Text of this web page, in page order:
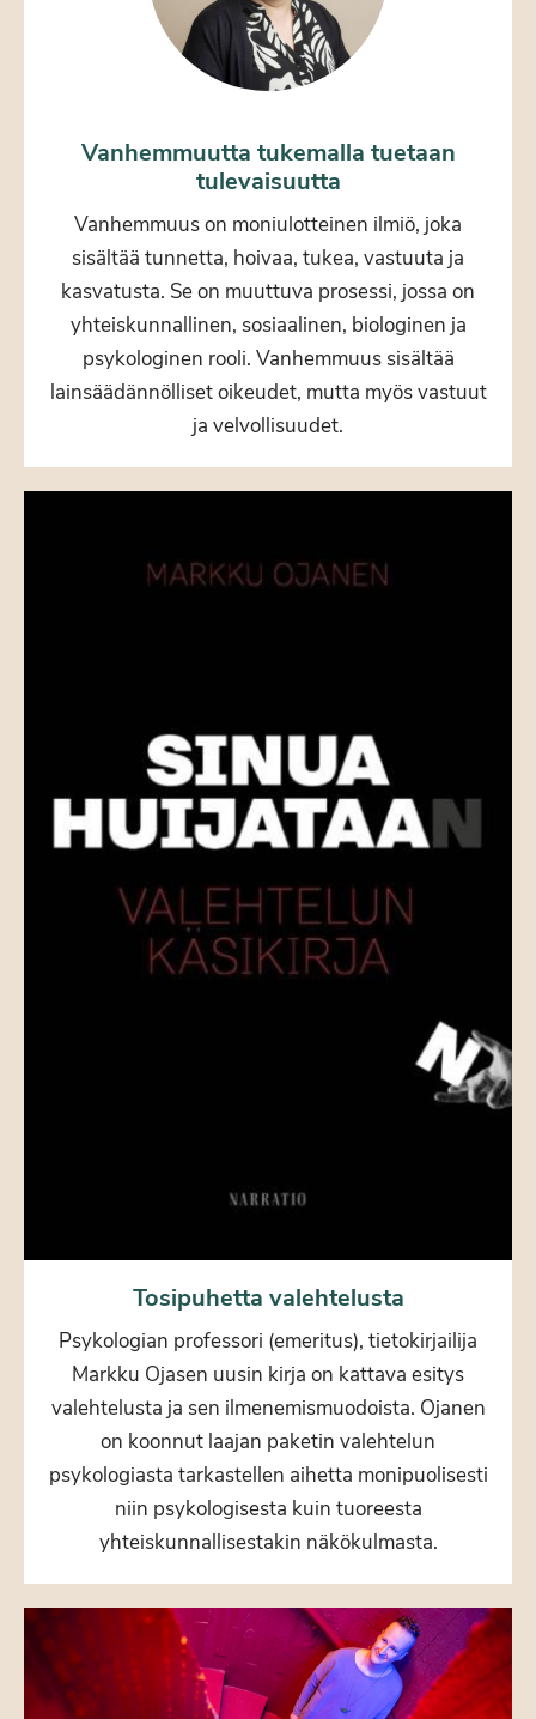
Vanhemmuutta tukemalla tuetaan
tulevaisuutta
Vanhemmuus on moniulotteinen ilmiö, joka
sisältää tunnetta, hoivaa, tukea, vastuuta ja
kasvatusta. Se on muuttuva prosessi, jossa on
yhteiskunnallinen, sosiaalinen, biologinen ja
psykologinen rooli. Vanhemmuus sisältää
lainsäädännölliset oikeudet, mutta myös vastuut
ja velvollisuudet.
Tosipuhetta valehtelusta
Psykologian professori (emeritus), tietokirjailija
Markku Ojasen uusin kirja on kattava esitys
valehtelusta ja sen ilmenemismuodoista. Ojanen
on koonnut laajan paketin valehtelun
psykologiasta tarkastellen aihetta monipuolisesti
niin psykologisesta kuin tuoreesta
yhteiskunnallisestakin näkökulmasta.